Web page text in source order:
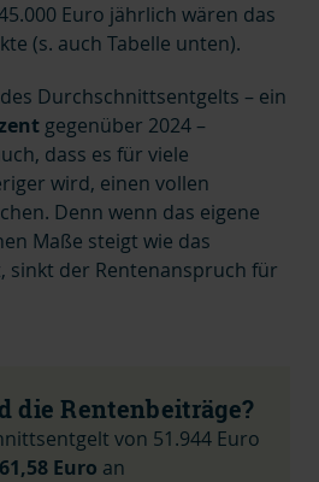
Euro jährlich wären das
(s. auch Tabelle unten).
Durchschnittsentgelts – ein
gegenüber 2024 –
dass es für viele
wird, einen vollen
Denn wenn das eigene
Maße steigt wie das
sinkt der Rentenanspruch für
die Rentenbeiträge?
von 51.944 Euro
Euro an